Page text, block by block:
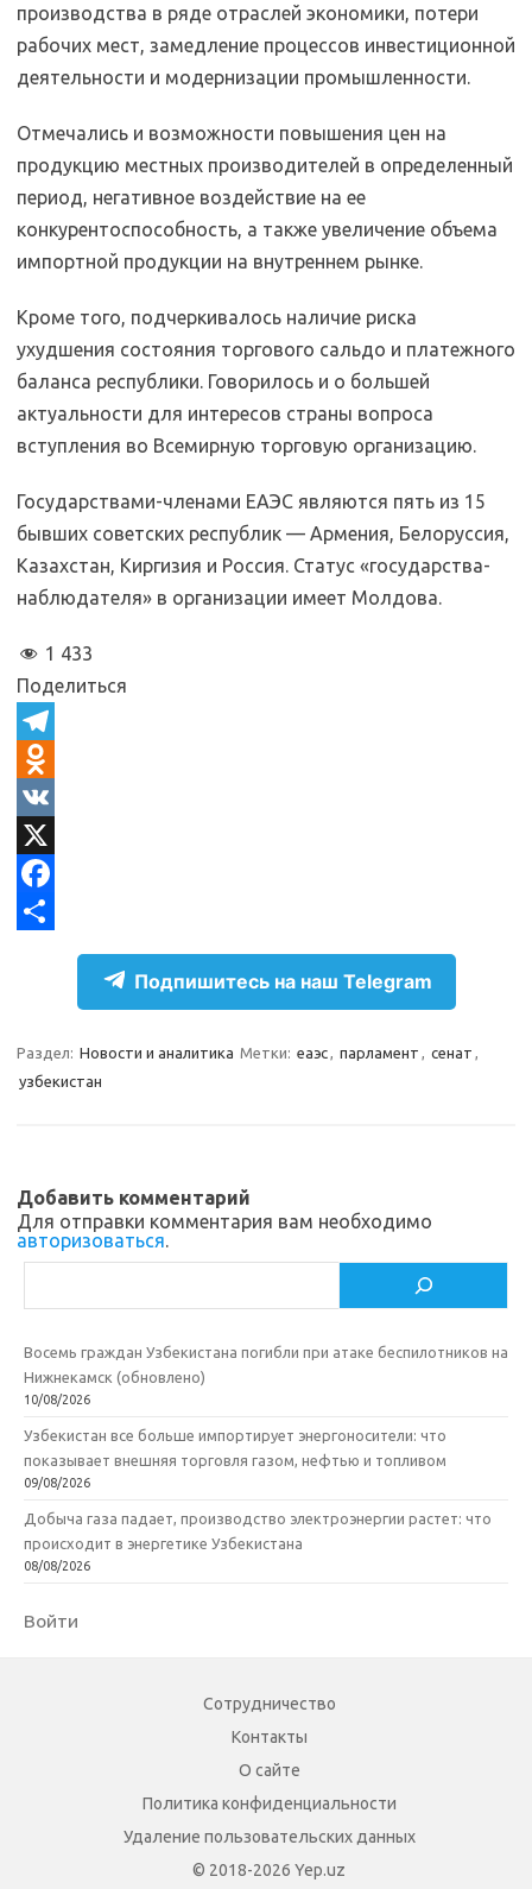
производства в ряде отраслей экономики, потери
рабочих мест, замедление процессов инвестиционной
деятельности и модернизации промышленности.
Отмечались и возможности повышения цен на
продукцию местных производителей в определенный
период, негативное воздействие на ее
конкурентоспособность, а также увеличение объема
импортной продукции на внутреннем рынке.
Кроме того, подчеркивалось наличие риска
ухудшения состояния торгового сальдо и платежного
баланса республики. Говорилось и о большей
актуальности для интересов страны вопроса
вступления во Всемирную торговую организацию.
Государствами-членами ЕАЭС являются пять из 15
бывших советских республик — Армения, Белоруссия,
Казахстан, Киргизия и Россия. Статус «государства-
наблюдателя» в организации имеет Молдова.
1 433
Поделиться
T
e
e
g
O
d
n
o
s
k
i
V
KX
F
bр
т
ь
Подпишитесь на наш Telegram
Раздел: Новости и аналитика Метки: еаэс, парламент , сенат ,
узбекистан
Добавить комментарий
Для отправки комментария вам необходимо
авторизоваться.
Восемь граждан Узбекистана погибли при атаке беспилотников на
Нижнекамск (обновлено)
10/08/2026
Узбекистан все больше импортирует энергоносители: что
показывает внешняя торговля газом, нефтью и топливом
09/08/2026
Добыча газа падает, производство электроэнергии растет: что
происходит в энергетике Узбекистана
08/08/2026
Войти
Сотрудничество
Контакты
О сайте
Политика конфиденциальности
Удаление пользовательских данных
© 2018-2026 Yep.uz